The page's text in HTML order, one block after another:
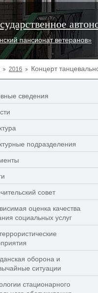
пансионат ветеранов»
2016 Концерт
сведения
подразделения
совет
оценка качества
социальных услуг
оборона и
ситуации
стационарного